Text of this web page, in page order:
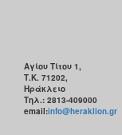
Αγίου Τίτου 1,
Τ.Κ. 71202,
Ηράκλειο
Τηλ.: 2813-409000
email:info@heraklion.gr